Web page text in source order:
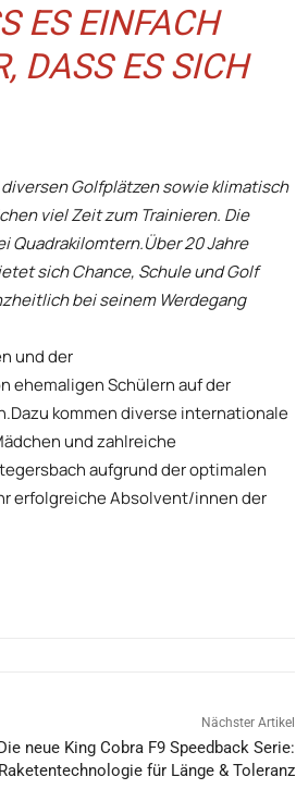
ES EINFACH
DASS ES SICH
Golfplätzen sowie klimatisch
viel Zeit zum Trainieren. Die
Quadrakilomtern.Über 20 Jahre
sich Chance, Schule und Golf
bei seinem Werdegang
und der
ehemaligen Schülern auf der
kommen diverse internationale
und zahlreiche
aufgrund der optimalen
erfolgreiche Absolvent/innen der
Nächster Artikel
neue King Cobra F9 Speedback Serie:
Raketentechnologie für Länge & Toleranz